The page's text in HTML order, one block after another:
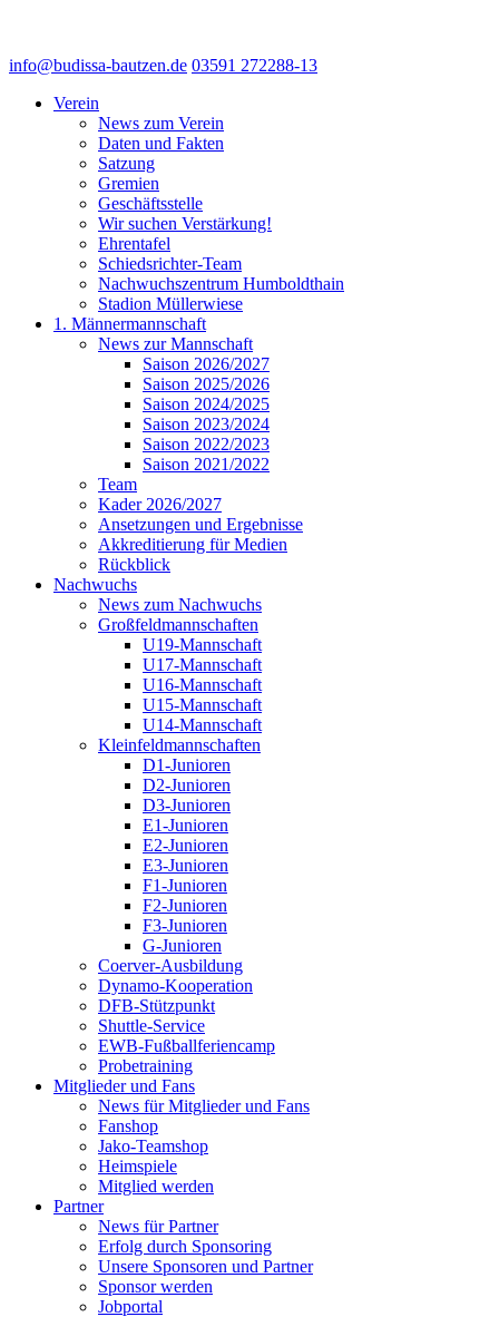
info@budissa-bautzen.de 03591 272288-13
Verein
News zum Verein
Daten und Fakten
Satzung
Gremien
Geschäftsstelle
Wir suchen Verstärkung!
Ehrentafel
Schiedsrichter-Team
Nachwuchszentrum Humboldthain
Stadion Müllerwiese
1. Männermannschaft
News zur Mannschaft
Saison 2026/2027
Saison 2025/2026
Saison 2024/2025
Saison 2023/2024
Saison 2022/2023
Saison 2021/2022
Team
Kader 2026/2027
Ansetzungen und Ergebnisse
Akkreditierung für Medien
Rückblick
Nachwuchs
News zum Nachwuchs
Großfeldmannschaften
U19-Mannschaft
U17-Mannschaft
U16-Mannschaft
U15-Mannschaft
U14-Mannschaft
Kleinfeldmannschaften
D1-Junioren
D2-Junioren
D3-Junioren
E1-Junioren
E2-Junioren
E3-Junioren
F1-Junioren
F2-Junioren
F3-Junioren
G-Junioren
Coerver-Ausbildung
Dynamo-Kooperation
DFB-Stützpunkt
Shuttle-Service
EWB-Fußballferiencamp
Probetraining
Mitglieder und Fans
News für Mitglieder und Fans
Fanshop
Jako-Teamshop
Heimspiele
Mitglied werden
Partner
News für Partner
Erfolg durch Sponsoring
Unsere Sponsoren und Partner
Sponsor werden
Jobportal